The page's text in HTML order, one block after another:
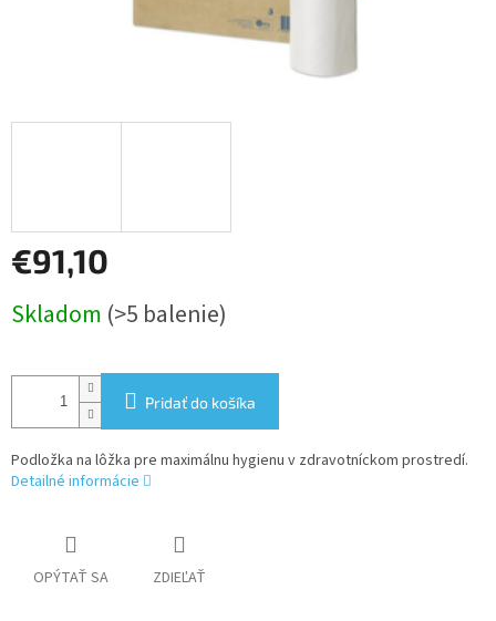
€91,10
cena:
Skladom (>5 balenie)
Pridať do košíka
Podložka na lôžka pre maximálnu hygienu v zdravotníckom prostredí.
Detailné informácie
OPÝTAŤ SA ZDIEĽAŤ